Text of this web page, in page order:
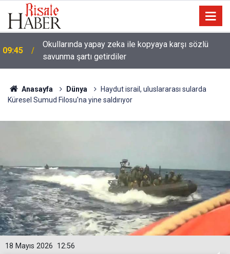
09:45
Okullarında yapay zeka ile kopyaya karşı sözlü
savunma şartı getirdiler
Anasayfa Dünya
Haydut israil, uluslararası sularda
Küresel Sumud Filosu'na yine saldırıyor
12:56
18 Mayıs 2026